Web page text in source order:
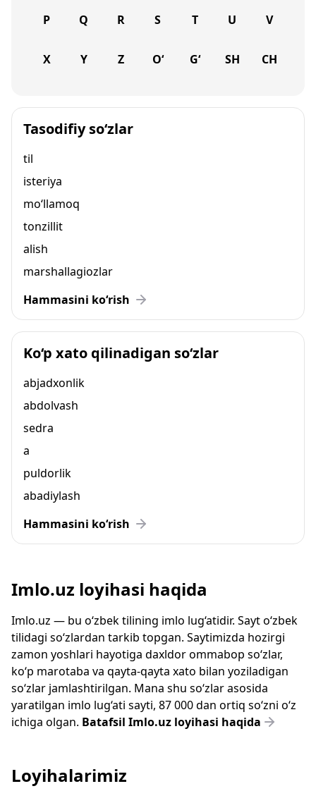
P Q R S T U V
X Y Z O‘ G‘ SH CH
Tasodifiy so‘zlar
til
isteriya
mo‘llamoq
tonzillit
alish
marshallagiozlar
Hammasini ko‘rish
Ko‘p xato qilinadigan so‘zlar
abjadxonlik
abdolvash
sedra
a
puldorlik
abadiylash
Hammasini ko‘rish
Imlo.uz loyihasi haqida
Imlo.uz — bu o‘zbek tilining imlo lug‘atidir. Sayt o‘zbek
tilidagi so‘zlardan tarkib topgan. Saytimizda hozirgi
zamon yoshlari hayotiga daxldor ommabop so‘zlar,
ko‘p marotaba va qayta-qayta xato bilan yoziladigan
so‘zlar jamlashtirilgan. Mana shu so‘zlar asosida
yaratilgan imlo lug‘ati sayti, 87 000 dan ortiq so‘zni o‘z
ichiga olgan. Batafsil Imlo.uz loyihasi haqida
Loyihalarimiz